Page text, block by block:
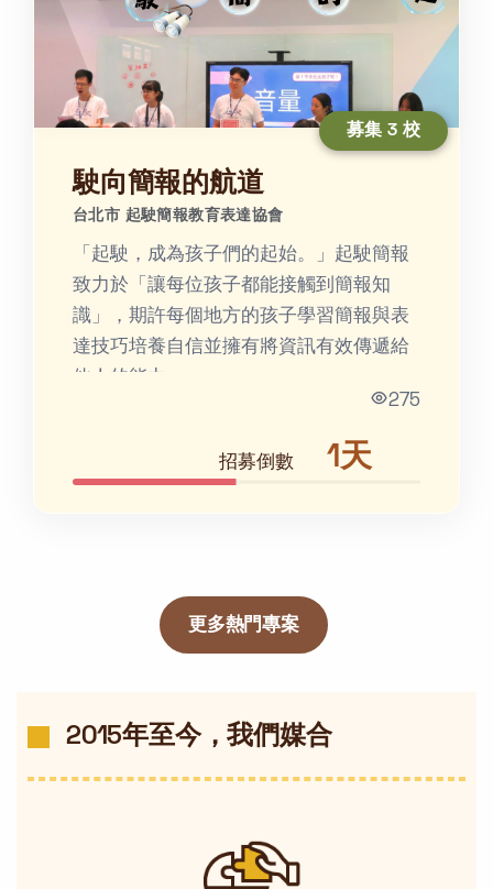
募集 3 校
駛向簡報的航道
台北市 起駛簡報教育表達協會
「起駛，成為孩⼦們的起始。」起駛簡報
致力於「讓每位孩子都能接觸到簡報知
識」，期許每個地方的孩子學習簡報與表
達技巧培養⾃信並擁有將資訊有效傳遞給
275
招募倒數 1天
更多熱門專案
2015年至今，我們媒合